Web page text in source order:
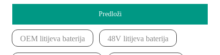
Predloži
OEM litijeva baterija 48V litijeva baterija